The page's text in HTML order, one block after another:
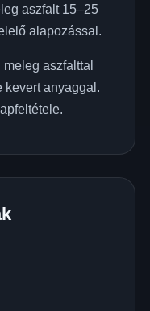
aszfalt 15–25
alapozással.
aszfalttal
kevert anyaggal.